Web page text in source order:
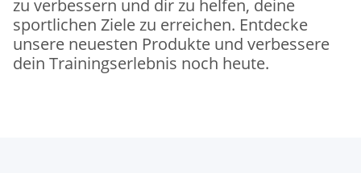
zu verbessern und dir zu helfen, deine
sportlichen Ziele zu erreichen. Entdecke
unsere neuesten Produkte und verbessere
dein Trainingserlebnis noch heute.